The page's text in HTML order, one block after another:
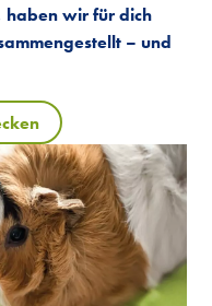
haben wir für dich
– und